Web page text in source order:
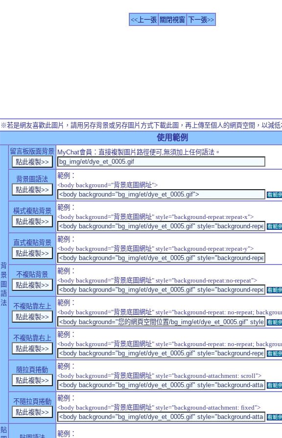
<<上一張 關閉視窗 下一張>>
※若是網友喜歡此圖片，請用另存背景或另存圖片方式下載此圖，再上傳至個人的網頁空間，以減低
使用範例
背
景
圖
語
法
留言板版面背景 MyChat會員：直接複製圖片路徑便可,無須加上任何語法。
背景圖語法
範例：
<body background="背景底圖網址">
看範例
橫式複貼背景
範例：
<body background="背景底圖網址" style="background-repeat:repeat-x">
看範例
直式複貼背景
範例：
<body background="背景底圖網址" style="background-repeat:repeat-y">
不複貼背景
範例：
<body background="背景底圖網址" style="background-repeat:no-repeat">
看範例
不複貼靠左上
範例：
<body background="背景底圖網址" style="background-repeat: no-repeat;
看範例
不複貼靠右上
範例：
<body background="背景底圖網址" style="background-repeat: no-repeat;
看範例
隨拉頁捲動
範例：
<body background="背景底圖網址" style="background-attachment: scroll">
看範例
不隨拉頁捲動
範例：
<body background="背景底圖網址" style="background-attachment: fixed">
看範例
貼
範例：